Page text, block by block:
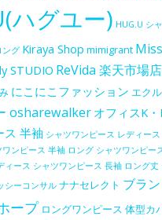
ハグユー) HUG.U シ
ング Kiraya Shop mimigrant
STUDIO ReVida 楽天市場店
にこにこファッション エク
osharewalker オフィスK
ス 半袖 シャツワンピース レディー
ワンピース 半袖 ロング シャツワンピー
ィース シャツワンピース 長袖 ロング丈
シーコンサル ナナセレクト ブラ
ープ ロングワンピース 体型カ